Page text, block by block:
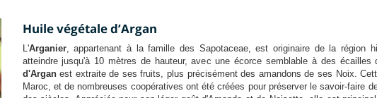
Huile végétale d’Argan
L'Arganier, appartenant à la famille des Sapotaceae, est originaire de la région
atteindre jusqu'à 10 mètres de hauteur, avec une écorce semblable à des
d'Arganest extraite de ses fruits, plus précisément des amandons de ses Noix.
Maroc, et de nombreuses coopératives ont été créées pour préserver le savoir-faire